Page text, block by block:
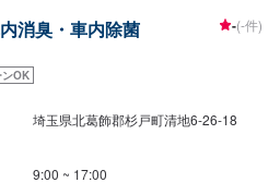
談)納期は前後する場合がございます。予
車の燃料代はお客様にご負担いただいてお
方法-----入庫の際はお気をつけてお越しく
空いているスペースに駐車してくださ
予約しました」とお伝えください。ご案
】定休日：日曜、祝日営業時間：
消臭・車内除菌 -(-件)
ンOK
埼玉県北葛飾郡杉戸町清地6-26-18
9:00 ~ 17:00